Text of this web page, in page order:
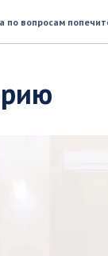
по вопросам